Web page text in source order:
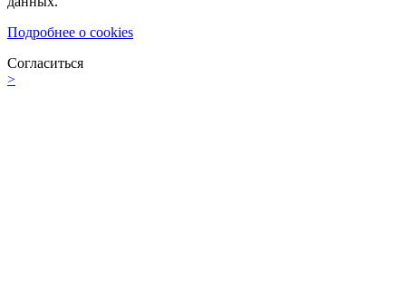
Подробнее о cookies
Согласиться
>